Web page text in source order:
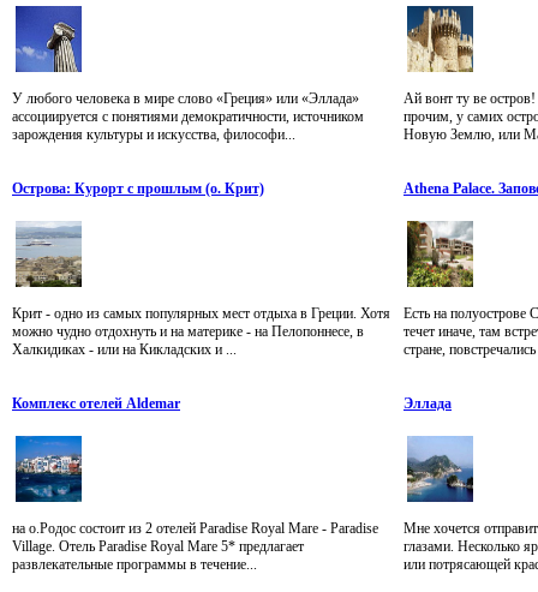
У любого человека в мире слово «Греция» или «Эллада»
ассоциируется с понятиями демократичности, источником
зарождения культуры и искусства, философи...
Ай вонт ту ве
прочим, у самих
Новую Землю, или
Острова: Курорт с прошлым (о. Крит)
Крит - одно из самых популярных мест отдыха в Греции. Хотя
можно чудно отдохнуть и на материке - на Пелопоннесе, в
Халкидиках - или на Кикладских и ...
Athena Palace.
Есть на полуострове
течет иначе, там
стране,
Комплекс отелей Aldemar
на о.Родос состоит из 2 отелей Paradise Royal Mare - Paradise
Village. Отель Paradise Royal Mare 5* предлагает
развлекательные программы в течение...
Эллада
Мне хочется
глазами. Несколько
или потрясающей